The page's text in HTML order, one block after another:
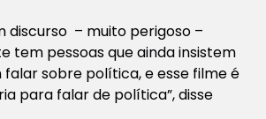
discurso – muito perigoso –
tem pessoas que ainda insistem
falar sobre política, e esse filme é
para falar de política”, disse